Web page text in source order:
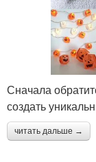
Сначала
создать
читать дальше →